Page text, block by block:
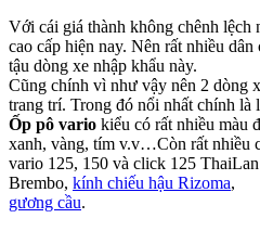
Với cái giá thành không chênh lệch
cao cấp hiện nay. Nên rất nhiều
tậu dòng xe nhập khẩu này.
Cũng chính vì như vậy nên 2 dòng
trang trí. Trong đó nổi nhất chính là
Ốp pô vario kiểu có rất nhiều màu
xanh, vàng, tím v.v…Còn rất nhiều
vario 125, 150 và click 125
Brembo, kính chiếu hậu Rizoma,
gương cầu.